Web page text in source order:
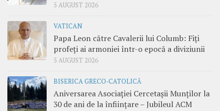
5 AUGUST 2026
VATICAN
Papa Leon către Cavalerii lui Columb: Fiți
profeți ai armoniei într-o epocă a diviziunii
5 AUGUST 2026
BISERICA GRECO-CATOLICĂ
Aniversarea Asociației Cercetașii Munților la
30 de ani de la înființare – Jubileul ACM